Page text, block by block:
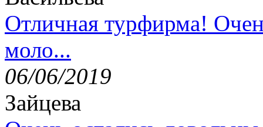
Отличная турфирма!
моло...
06/06/2019
Зайцева